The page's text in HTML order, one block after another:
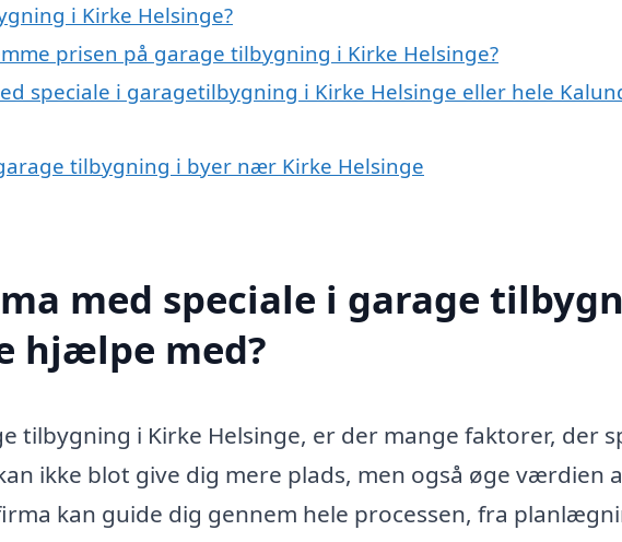
i Kirke Helsinge?
prisen på garage tilbygning i Kirke Helsinge?
speciale i garagetilbygning i Kirke Helsinge eller hele
tilbygning i byer nær Kirke Helsinge
med speciale i garage
hjælpe med?
tilbygning i Kirke Helsinge, er der mange faktorer, der
ikke blot give dig mere plads, men også øge værdien
kan guide dig gennem hele processen, fra